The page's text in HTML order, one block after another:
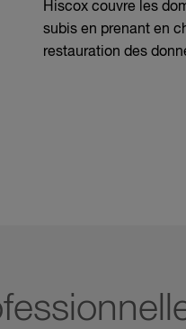
Hiscox couvre les
subis en prenant en
restauration des